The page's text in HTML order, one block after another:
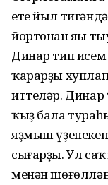
ете йыл
йортонан яңы
Динар тип исем
ҡарарҙы
иттеләр. Динар
ҡыҙ бала
яҙмыш
сығарҙы. Ул
менән